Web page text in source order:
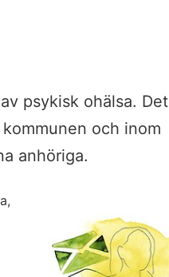
psykisk ohälsa. Det
och inom
anhöriga.